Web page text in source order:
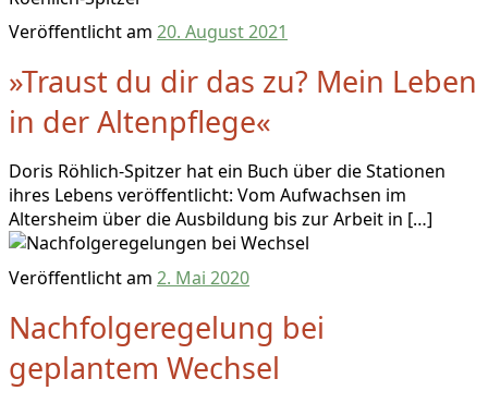
Veröffentlicht am 20. August 2021
»Traust du dir das zu? Mein Leben
in der Altenpflege«
Doris Röhlich-Spitzer hat ein Buch über die Stationen
ihres Lebens veröffentlicht: Vom Aufwachsen im
Altersheim über die Ausbildung bis zur Arbeit in […]
Veröffentlicht am 2. Mai 2020
Nachfolgeregelung bei
geplantem Wechsel